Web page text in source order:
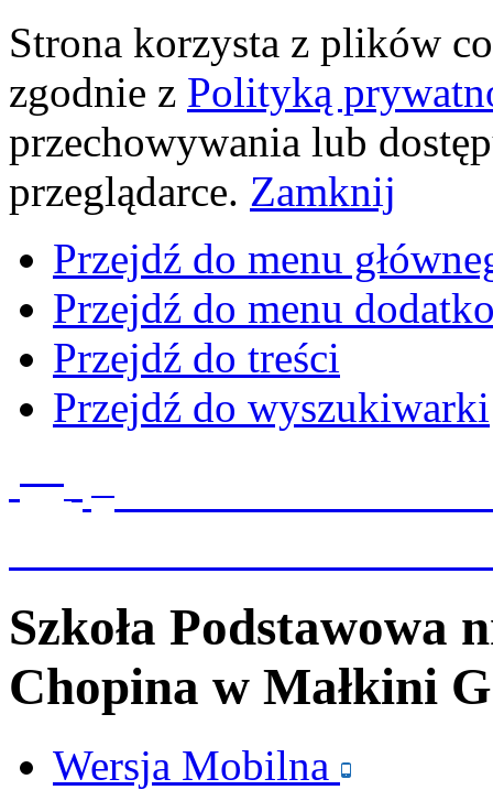
Strona korzysta z plików
zgodnie z Polityką
przechowywania lub
przeglądarce. Zamknij
Przejdź do menu
Przejdź do menu
Przejdź do treści
Przejdź do wyszukiwarki
Szkoła Podstawowa
Chopina w Małkini
Wersja Mobilna